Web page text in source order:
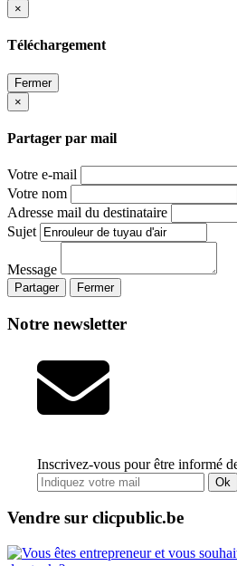
×
Téléchargement
Fermer
×
Partager par mail
Votre e-mail
Votre nom
Adresse mail du destinataire
Sujet
Message
Partager Fermer
Notre newsletter
Inscrivez-vous pour être informé
Ok
Vendre sur clicpublic.be